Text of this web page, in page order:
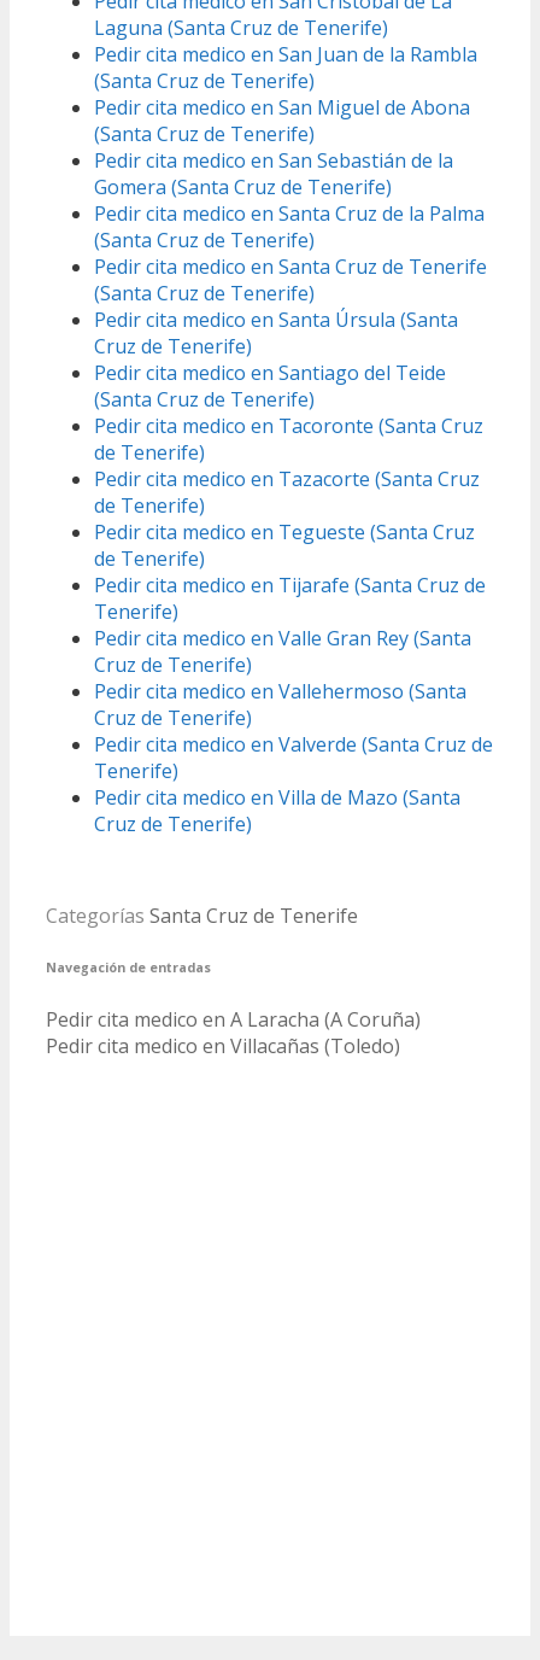
Laguna (Santa Cruz de Tenerife)
Pedir cita medico en San Juan de la Rambla
(Santa Cruz de Tenerife)
Pedir cita medico en San Miguel de Abona
(Santa Cruz de Tenerife)
Pedir cita medico en San Sebastián de la
Gomera (Santa Cruz de Tenerife)
Pedir cita medico en Santa Cruz de la Palma
(Santa Cruz de Tenerife)
Pedir cita medico en Santa Cruz de Tenerife
(Santa Cruz de Tenerife)
Pedir cita medico en Santa Úrsula (Santa
Cruz de Tenerife)
Pedir cita medico en Santiago del Teide
(Santa Cruz de Tenerife)
Pedir cita medico en Tacoronte (Santa Cruz
de Tenerife)
Pedir cita medico en Tazacorte (Santa Cruz
de Tenerife)
Pedir cita medico en Tegueste (Santa Cruz
de Tenerife)
Pedir cita medico en Tijarafe (Santa Cruz de
Tenerife)
Pedir cita medico en Valle Gran Rey (Santa
Cruz de Tenerife)
Pedir cita medico en Vallehermoso (Santa
Cruz de Tenerife)
Pedir cita medico en Valverde (Santa Cruz de
Tenerife)
Pedir cita medico en Villa de Mazo (Santa
Cruz de Tenerife)
Categorías Santa Cruz de Tenerife
Navegación de entradas
Pedir cita medico en A Laracha (A Coruña)
Pedir cita medico en Villacañas (Toledo)